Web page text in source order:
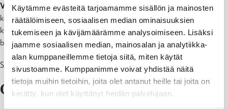
Käytämme evästeitä tarjoamamme sisällön ja mainosten
räätälöimiseen, sosiaalisen median ominaisuuksien
tukemiseen ja kävijämäärämme analysoimiseen. Lisäksi
jaamme sosiaalisen median, mainosalan ja analytiikka-
alan kumppaneillemme tietoja siitä, miten käytät
sivustoamme. Kumppanimme voivat yhdistää näitä
tietoja muihin tietoihin, joita olet antanut heille tai joita on
kerätty, kun olet käyttänyt heidän palvelujaan.
Vastuualue:Nuorisovaltuusto tekee esityksiä kaupungin toimintoja
koskevista asioista ja ottaa kantaa kaupungin toimintoja koskeviin
kysymyksiin. Nuorisovaltuusto päättää toimintaan erikseen
budjetoitujen määrärahojen käytöstä.
Sivistyslautakunta nimeää ohjaajan nuorisovaltuustoon.
Ota meihin yhteyttä!